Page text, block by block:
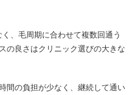
、毛周期に合わせて複数回通う
の良さはクリニック選びの大きな
間の負担が少なく、継続して通い